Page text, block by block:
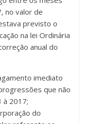
no valor de
previsto o
na lei Ordinária
anual do
imediato
que não
à 2017;
do